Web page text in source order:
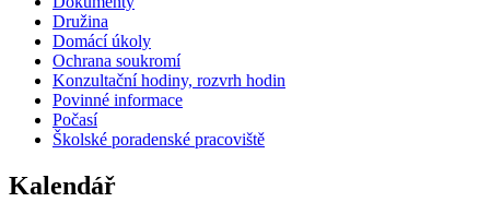
Družina
Domácí úkoly
Ochrana soukromí
Konzultační hodiny, rozvrh hodin
Povinné informace
Počasí
Školské poradenské pracoviště
Kalendář